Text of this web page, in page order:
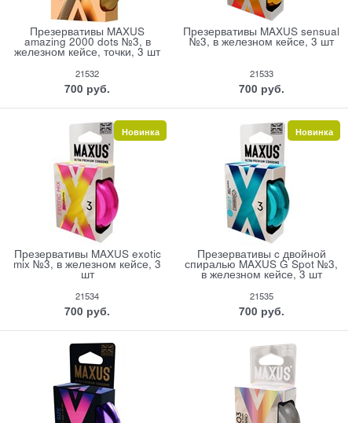
Презервативы MAXUS
amazing 2000 dots №3, в
железном кейсе, точки, 3 шт
21532
700 руб.
Презервативы MAXUS sensual
№3, в железном кейсе, 3 шт
21533
700 руб.
Презервативы MAXUS exotic
mix №3, в железном кейсе, 3
шт
21534
700 руб.
Новинка
Презервативы c двойной
спиралью MAXUS G Spot №3,
в железном кейсе, 3 шт
21535
700 руб.
Новинка